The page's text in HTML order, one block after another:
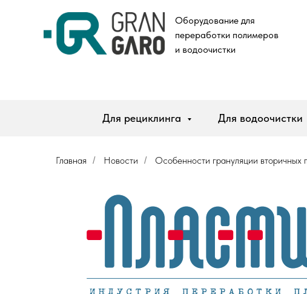
Оборудование для
переработки полимеров
и водоочистки
Для рециклинга Для водоочистки
Главная / Новости / Особенности грануляции вторичных